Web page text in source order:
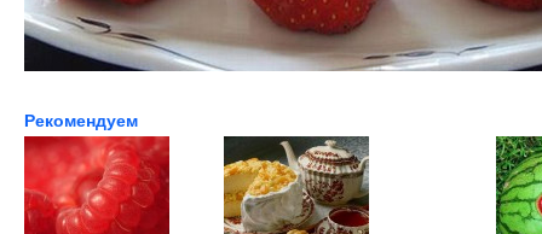
Рекомендуем